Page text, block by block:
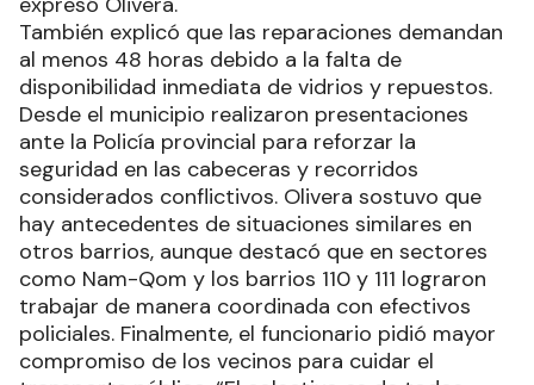
También explicó que las reparaciones demandan
al menos 48 horas debido a la falta de
disponibilidad inmediata de vidrios y repuestos.
Desde el municipio realizaron presentaciones
ante la Policía provincial para reforzar la
seguridad en las cabeceras y recorridos
considerados conflictivos. Olivera sostuvo que
hay antecedentes de situaciones similares en
otros barrios, aunque destacó que en sectores
como Nam-Qom y los barrios 110 y 111 lograron
trabajar de manera coordinada con efectivos
policiales. Finalmente, el funcionario pidió mayor
compromiso de los vecinos para cuidar el